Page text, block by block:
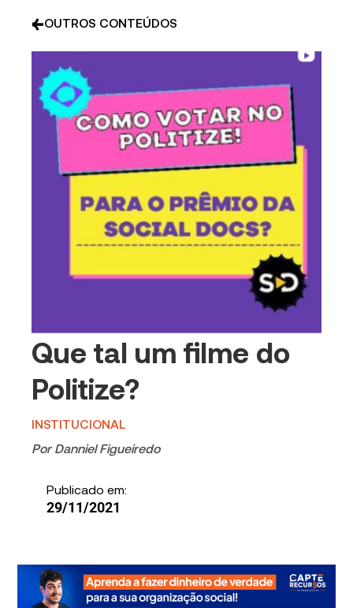
OUTROS CONTEÚDOS
Que tal um filme do
Politize?
INSTITUCIONAL
Por Danniel Figueiredo
Publicado em:
29/11/2021